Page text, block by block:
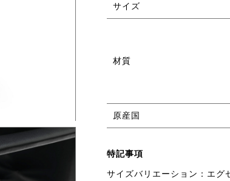
サイズ
材質
原産国
特記事項
サイズバリエーション：エグ